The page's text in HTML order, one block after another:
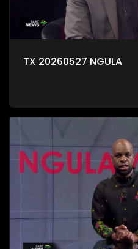
TX 20260527 NGULA